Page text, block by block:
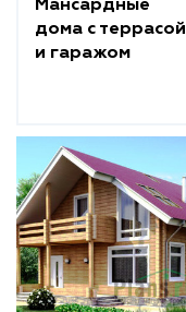
Мансардные
дома с террасой
и гаражом